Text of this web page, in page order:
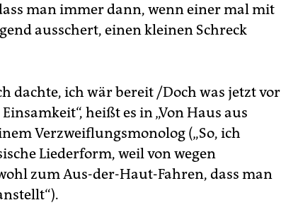
man immer dann, wenn einer mal mit
ausschert, einen kleinen Schreck
dachte, ich wär bereit /Doch was jetzt vor
heißt es in „Von Haus aus
Verzweiflungsmonolog („So, ich
Liederform, weil von wegen
zum Aus-der-Haut-Fahren, dass man